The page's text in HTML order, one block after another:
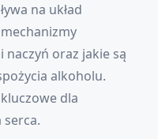
na układ
oraz jakie są
alkoholu.
dla